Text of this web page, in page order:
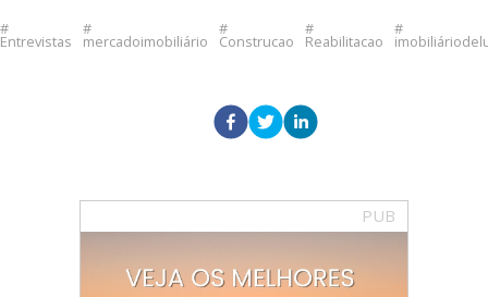
Entrevistas mercadoimobiliário Construcao Reabilitacao
PUB